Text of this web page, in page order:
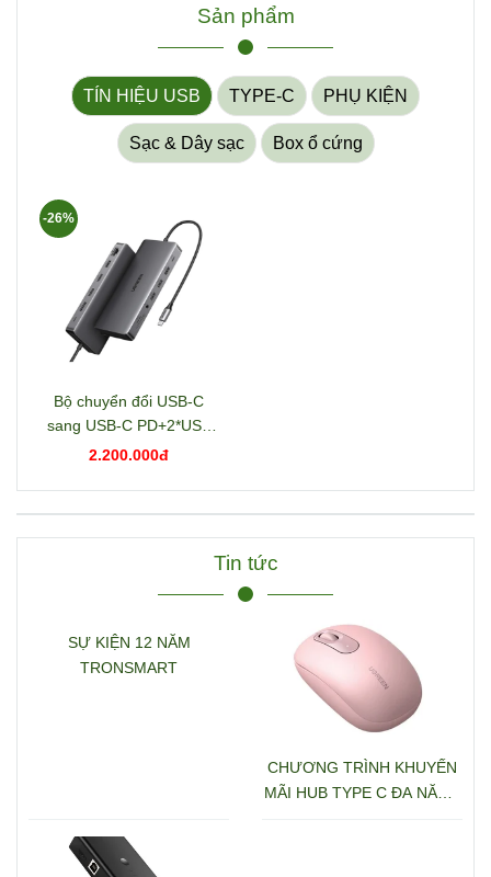
Sản phẩm
TÍN HIỆU USB TYPE-C PHỤ KIỆN
Sạc & Dây sạc Box ổ cứng
Bộ chuyển đổi USB-C
sang USB-C PD+2*USB
3.2+USB-C 3.2+2*USB
2.200.000đ
-26%
Tin tức
SỰ KIỆN 12 NĂM
TRONSMART
CHƯƠNG TRÌNH KHUYẾN
MÃI HUB TYPE C ĐA NĂNG